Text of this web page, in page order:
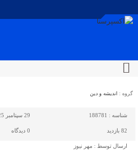
گروه : اندیشه و دین
شناسه : 188781 29 سپتامبر 2025 - 16:16
82 بازدید 0 دیدگاه
ارسال توسط : مهر نیوز